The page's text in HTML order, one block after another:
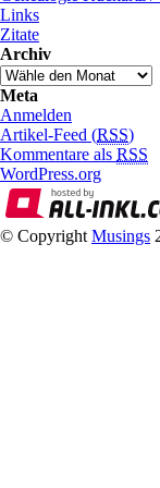
Links
Zitate
Archiv
Meta
Anmelden
Artikel-Feed (RSS)
Kommentare als RSS
WordPress.org
© Copyright Musings